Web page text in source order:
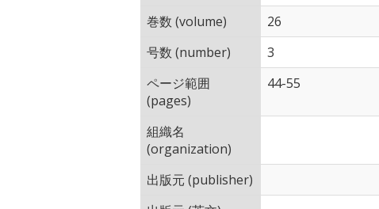
巻数 (volume)
26
号数 (number)
3
ページ範囲
(pages)
44-55
組織名
(organization)
出版元 (publisher)